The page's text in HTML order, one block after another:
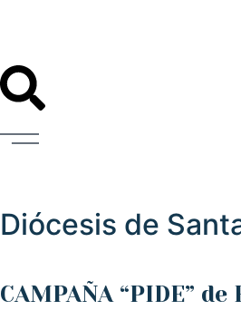
Diócesis de
CAMPAÑA “PIDE” de